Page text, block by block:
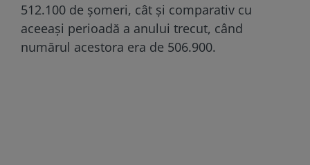
512.100 de șomeri, cât și comparativ cu
aceeași perioadă a anului trecut, când
numărul acestora era de 506.900.